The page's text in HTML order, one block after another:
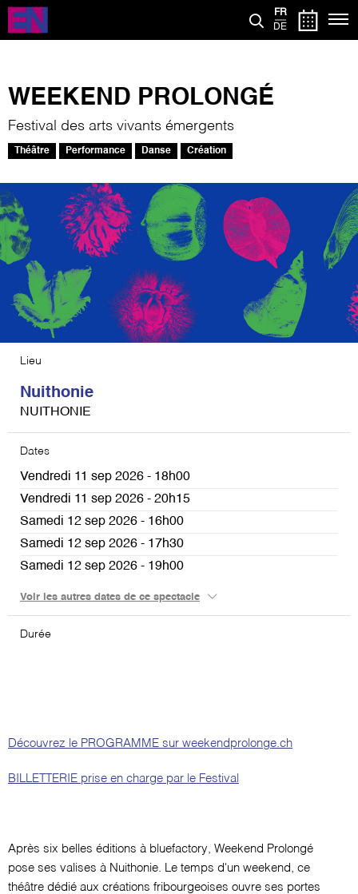
Aller
contenu
FR
DE
WEEKEND PROLONGÉ
Festival des arts vivants émergents
Théâtre Performance Danse Création
Image
Lieu
Nuithonie
NUITHONIE
Dates
Vendredi 11 sep 2026 - 18h00
Vendredi 11 sep 2026 - 20h15
Samedi 12 sep 2026 - 16h00
Samedi 12 sep 2026 - 17h30
Samedi 12 sep 2026 - 19h00
Dimanche 13 sep 2026 - 15h30
Voir les autres dates de ce spectacle
Durée
Découvrez le PROGRAMME sur weekendprolonge.ch
BILLETTERIE prise en charge par le Festival
Après six belles éditions à bluefactory, Weekend Prolongé
pose ses valises à Nuithonie. Le temps d'un weekend, ce
théâtre dédié aux créations fribourgeoises ouvre ses portes